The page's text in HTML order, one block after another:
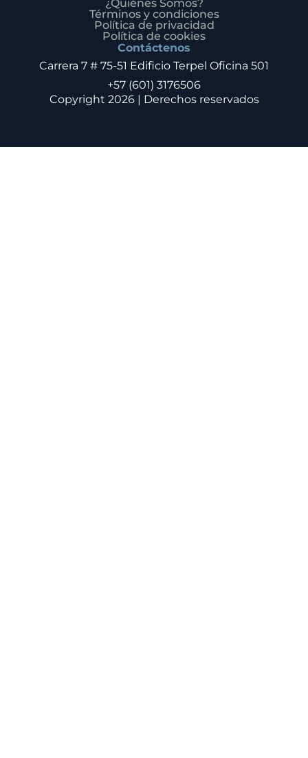
¿Quiénes Somos?
Términos y condiciones
Política de privacidad
Política de cookies
Contáctenos
Carrera 7 # 75-51 Edificio Terpel Oficina 501
+57 (601) 3176506
Copyright 2026 | Derechos reservados